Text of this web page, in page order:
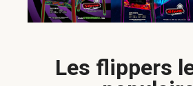
Les flippers